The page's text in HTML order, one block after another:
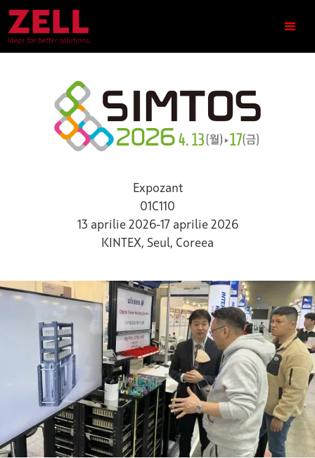
Expozant
01C110
13 aprilie 2026-17 aprilie 2026
KINTEX, Seul, Coreea